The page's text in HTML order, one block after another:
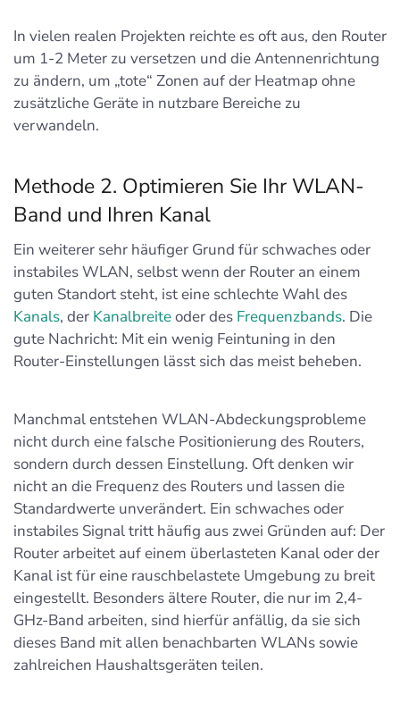
In vielen realen Projekten reichte es oft aus, den Router
um 1-2 Meter zu versetzen und die Antennenrichtung
zu ändern, um „tote“ Zonen auf der Heatmap ohne
zusätzliche Geräte in nutzbare Bereiche zu
verwandeln.
Methode 2. Optimieren Sie Ihr WLAN-
Band und Ihren Kanal
Ein weiterer sehr häufiger Grund für schwaches oder
instabiles WLAN, selbst wenn der Router an einem
guten Standort steht, ist eine schlechte Wahl des
Kanals, der Kanalbreiteoder des Frequenzbands. Die
gute Nachricht: Mit ein wenig Feintuning in den
Router-Einstellungen lässt sich das meist beheben.
Manchmal entstehen WLAN-Abdeckungsprobleme
nicht durch eine falsche Positionierung des Routers,
sondern durch dessen Einstellung. Oft denken wir
nicht an die Frequenz des Routers und lassen die
Standardwerte unverändert. Ein schwaches oder
instabiles Signal tritt häufig aus zwei Gründen auf: Der
Router arbeitet auf einem überlasteten Kanal oder der
Kanal ist für eine rauschbelastete Umgebung zu breit
eingestellt. Besonders ältere Router, die nur im 2,4-
GHz-Band arbeiten, sind hierfür anfällig, da sie sich
dieses Band mit allen benachbarten WLANs sowie
zahlreichen Haushaltsgeräten teilen.